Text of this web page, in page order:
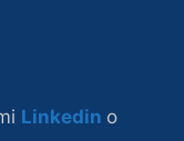
Linkedin o